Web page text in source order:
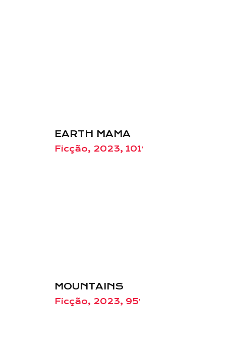
EARTH MAMA
Ficção, 2023, 101′
MOUNTAINS
Ficção, 2023, 95′